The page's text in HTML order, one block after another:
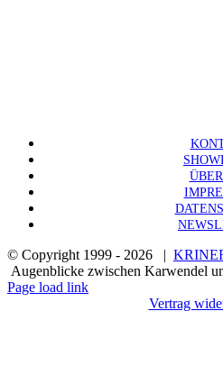
© Copyright 1999 - 2026 |
Augenblicke zwischen Karwendel
Page load link
Vertrag